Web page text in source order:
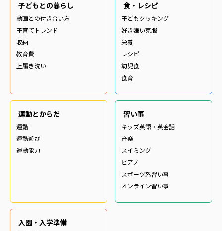
子どもとの暮らし
動画との付き合い方
子育てトレンド
収納
教育費
上履き洗い
食・レシピ
子どもクッキング
好き嫌い克服
栄養
レシピ
幼児食
食育
運動とからだ
運動
運動遊び
運動能力
習い事
キッズ英語・英会話
音楽
スイミング
ピアノ
スポーツ系習い事
オンライン習い事
入園・入学準備